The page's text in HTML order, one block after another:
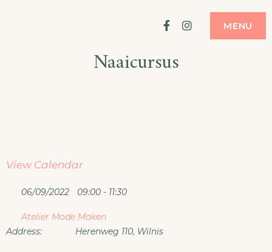
FacebookInstagram
MENU
Naaicursus
View Calendar
06/09/2022 09:00 - 11:30
Atelier Mode Maken
Address:
Herenweg 110, Wilnis